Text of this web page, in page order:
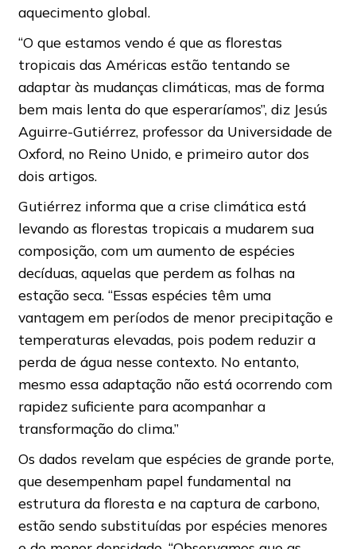
aquecimento global.
“O que estamos vendo é que as florestas
tropicais das Américas estão tentando se
adaptar às mudanças climáticas, mas de forma
bem mais lenta do que esperaríamos”, diz Jesús
Aguirre-Gutiérrez, professor da Universidade de
Oxford, no Reino Unido, e primeiro autor dos
dois artigos.
Gutiérrez informa que a crise climática está
levando as florestas tropicais a mudarem sua
composição, com um aumento de espécies
decíduas, aquelas que perdem as folhas na
estação seca. “Essas espécies têm uma
vantagem em períodos de menor precipitação e
temperaturas elevadas, pois podem reduzir a
perda de água nesse contexto. No entanto,
mesmo essa adaptação não está ocorrendo com
rapidez suficiente para acompanhar a
transformação do clima.”
Os dados revelam que espécies de grande porte,
que desempenham papel fundamental na
estrutura da floresta e na captura de carbono,
estão sendo substituídas por espécies menores